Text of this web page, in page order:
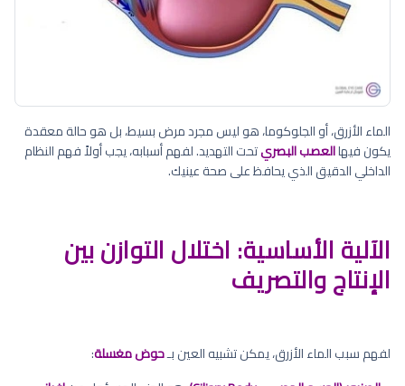
الماء الأزرق، أو الجلوكوما، هو ليس مجرد مرض بسيط، بل هو حالة معقدة
يكون فيهاالعصب البصريتحت التهديد. لفهم أسبابه، يجب أولاً فهم النظام
الداخلي الدقيق الذي يحافظ على صحة عينيك.
الآلية الأساسية: اختلال التوازن بين
الإنتاج والتصريف
لفهم سبب الماء الأزرق، يمكن تشبيه العين بـحوض مغسلة: